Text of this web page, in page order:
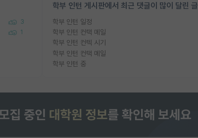
3
1
학부 인턴 게시판에서 최근 댓글이 많이 달린 글
학부 인턴 일정
학부 인턴 컨택 메일
학부 인턴 컨텍 시기
학부 인턴 컨택 메일
학부 인턴 중